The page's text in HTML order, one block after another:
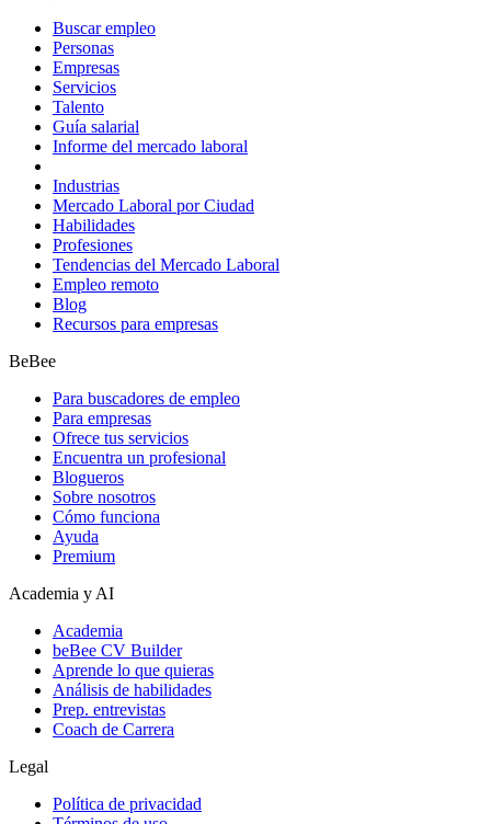
Buscar empleo
Personas
Empresas
Servicios
Talento
Guía salarial
Informe del mercado laboral
Industrias
Mercado Laboral por Ciudad
Habilidades
Profesiones
Tendencias del Mercado Laboral
Empleo remoto
Blog
Recursos para empresas
BeBee
Para buscadores de empleo
Para empresas
Ofrece tus servicios
Encuentra un profesional
Blogueros
Sobre nosotros
Cómo funciona
Ayuda
Premium
Academia y AI
Academia
beBee CV Builder
Aprende lo que quieras
Análisis de habilidades
Prep. entrevistas
Coach de Carrera
Legal
Política de privacidad